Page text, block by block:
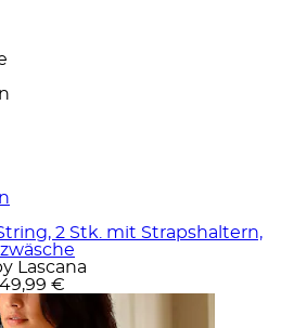
2 Stk. mit Strapshaltern,
Lascana
49,99 €